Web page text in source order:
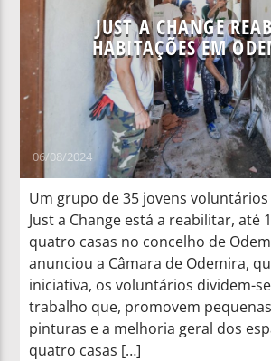
JUST A CHANGE
HABITAÇÕES EM
06/08/2024
Um grupo de 35 jovens voluntários
Just a Change está a reabilitar, até
quatro casas no concelho de
anunciou a Câmara de Odemira,
iniciativa, os voluntários dividem-
trabalho que, promovem
pinturas e a melhoria geral dos
quatro casas […]